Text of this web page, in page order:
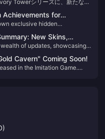
ています。
りもずっと良い！
Towerシリーズに、新たな学
たちのカウボーイです！これ
3Dモデルが驚くほどよくでき
Achievements for
Done It!
exclusive hidden
grants an extra 600
achievements are insanely
New Skins,
of updates, showcasing
feedback. Here's a
announcements:
Cavern" Coming Soon!
in the Imitation Game.